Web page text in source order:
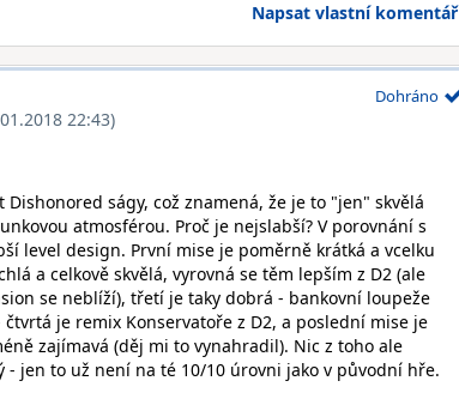
Napsat vlastní komentář
22:43)
Dohráno
ságy, což znamená, že je to "jen" skvělá
atmosférou. Proč je nejslabší? V porovnání s
level design. První mise je poměrně krátká a vcelku
a celkově skvělá, vyrovná se těm lepším z D2 (ale
se neblíží), třetí je taky dobrá - bankovní loupeže
je remix Konservatoře z D2, a poslední mise je
zajímavá (děj mi to vynahradil). Nic z toho ale
- jen to už není na té 10/10 úrovni jako v původní hře.